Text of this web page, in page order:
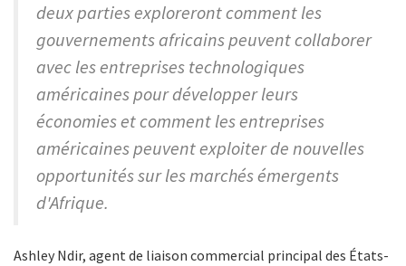
deux parties exploreront comment les
gouvernements africains peuvent collaborer
avec les entreprises technologiques
américaines pour développer leurs
économies et comment les entreprises
américaines peuvent exploiter de nouvelles
opportunités sur les marchés émergents
d'Afrique.
Ashley Ndir, agent de liaison commercial principal des États-